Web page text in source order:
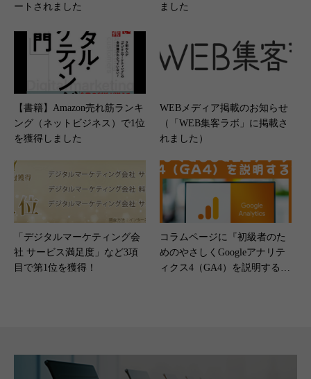
ートされました
ました
【書籍】Amazon売れ筋ランキ
ング（ネットビジネス）で1位
を獲得しました
WEBメディア掲載のお知らせ
（「WEB集客ラボ」に掲載さ
れました）
「デジタルマーケティング会
社 サービス満足度」など3項
目で第1位を獲得！
コラムページに『初級者のた
めのやさしくGoogleアナリテ
ィクス4（GA4）を説明する18